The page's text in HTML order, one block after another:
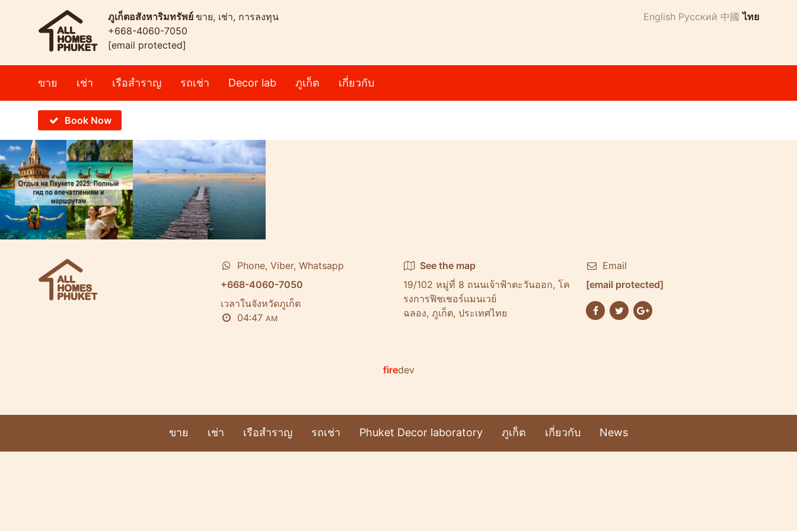
ภูเก็ตอสังหาริมทรัพย์ ขาย, เช่า, การลงทุน
+668-4060-7050
[email protected]
English Русский 中國 ไทย
ขาย เช่า เรือสำราญ รถเช่า Decor lab ภูเก็ต เกี่ยวกับ
Book Now
Phone, Viber, Whatsapp
+668-4060-7050
เวลาในจังหวัดภูเก็ต
04:47 AM
See the map
19/102 หมู่ที่ 8 ถนนเจ้าฟ้าตะวันออก, โค
รงการฟิชเชอร์เเมนเวย์
ฉลอง, ภูเก็ต, ประเทศไทย
Email
[email protected]
firedev
ขาย เช่า เรือสำราญ รถเช่า Phuket Decor laboratory ภูเก็ต เกี่ยวกับ News